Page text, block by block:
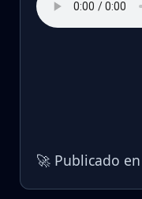
🚀 Publicado